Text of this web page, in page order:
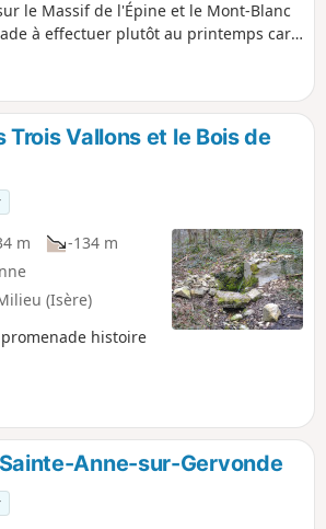
le Massif de l'Épine et le Mont-Blanc
à effectuer plutôt au printemps car
Trois Vallons et le Bois de
m
-134 m
(Isère)
histoire
Anne-sur-Gervonde